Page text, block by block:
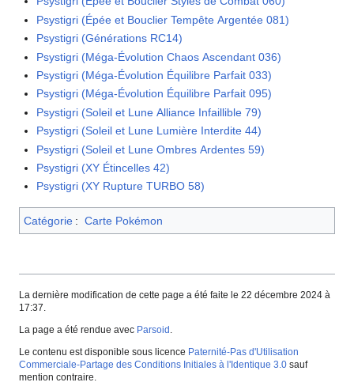
Psystigri (Épée et Bouclier Tempête Argentée 081)
Psystigri (Générations RC14)
Psystigri (Méga-Évolution Chaos Ascendant 036)
Psystigri (Méga-Évolution Équilibre Parfait 033)
Psystigri (Méga-Évolution Équilibre Parfait 095)
Psystigri (Soleil et Lune Alliance Infaillible 79)
Psystigri (Soleil et Lune Lumière Interdite 44)
Psystigri (Soleil et Lune Ombres Ardentes 59)
Psystigri (XY Étincelles 42)
Psystigri (XY Rupture TURBO 58)
Catégorie : Carte Pokémon
La dernière modification de cette page a été faite le 22 décembre 2024 à
17:37.
La page a été rendue avec Parsoid
Le contenu est disponible sous licence Paternité-Pas d'Utilisation
Commerciale-Partage des Conditions Initiales à l'Identique 3.0 sauf
mention contraire.